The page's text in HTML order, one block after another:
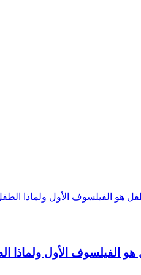
الفيلسوف الأول ولماذا